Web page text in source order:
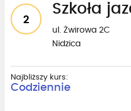
2
Szkoła
ul. Żwirowa 2C
Nidzica
Najbliższy kurs:
Codziennie